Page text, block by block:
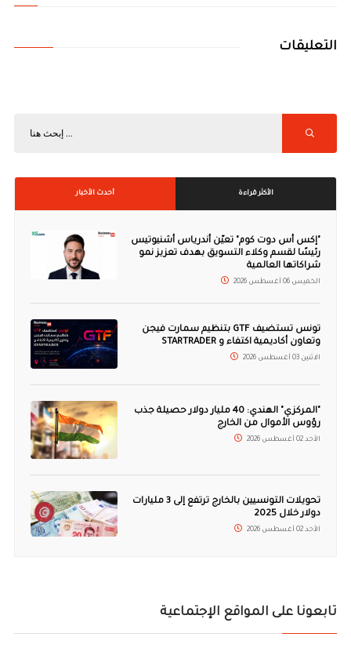
التعليقات
الأكثر قراءة أحدث الأخبار
"إكس أس دوت كوم" تعيّن أندرياس أشنيوتيس
رئيسًا لقسم وكلاء التسويق بهدف تعزيز نمو
شراكاتها العالمية
الخميس 06 أغسطس 2026
تونس تستضيف GTF بتنظيم سمارت فيجن
وتعاون أكاديمية اكتفاء و STARTRADER
الاثنين 03 أغسطس 2026
"المركزي" الهندي: 40 مليار دولار حصيلة جذب
رؤوس الأموال من الخارج
الأحد 02 أغسطس 2026
تحويلات التونسيين بالخارج ترتفع إلى 3 مليارات
دولار خلال 2025
الأحد 02 أغسطس 2026
تابعونا على المواقع الإجتماعية